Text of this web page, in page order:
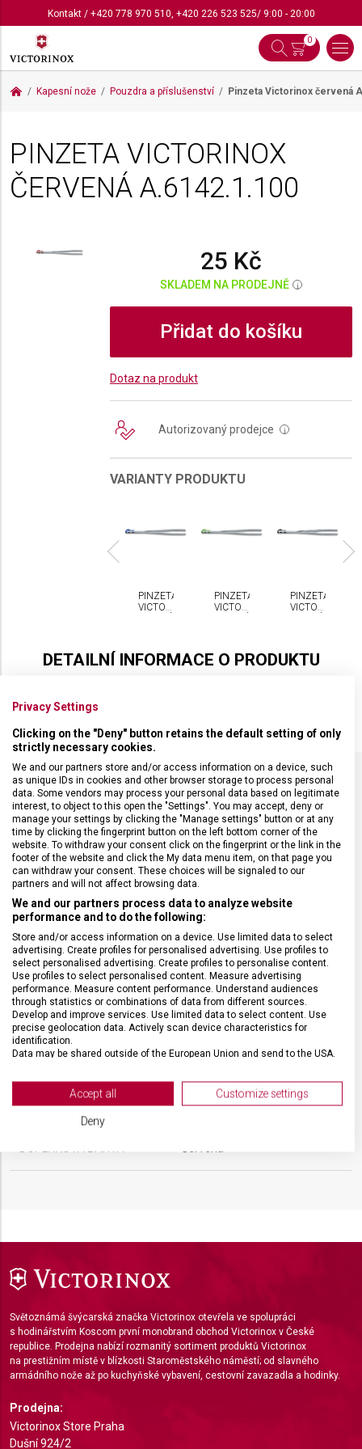
Kontakt/ +420 778 970 510, +420 226 523 525/ 9:00 - 20:00
0
Kapesní nože Pouzdra a příslušenství Pinzeta Victorinox červená
PINZETA VICTORINOX
ČERVENÁ A.6142.1.100
25 Kč
SKLADEM NA PRODEJNĚ i
Přidat do košíku
Dotaz na produkt
Autorizovaný prodejce i
VARIANTY PRODUKTU
PINZETA
VICTORINOX
PINZETA
VICTORINOX
PINZETA
VICTORINOX
DETAILNÍ INFORMACE O PRODUKTU
SPECIFIKACE PRODUKTU
DRUH ZBOŽÍ Kapesní nože
ZÁRUKA 24 měsíců
HMOTNOST 0,8 g
VELIKOST 4,6 x 0,3 cm
MATERIÁL Ocel
BARVA Stříbrná
Světoznámá švýcarská značka Victorinox otevřela ve spolupráci
s hodinářstvím Koscom první monobrand obchod Victorinox v České
republice. Prodejna nabízí rozmanitý sortiment produktů Victorinox
na prestižním místě v blízkosti Staroměstského náměstí; od slavného
armádního nože až po kuchyňské vybavení, cestovní zavazadla a hodinky.
Prodejna:
Victorinox Store Praha
Dušní 924/2
Privacy Settings
Clicking on the "Deny" button retains the default setting of only
strictly necessary cookies.
We and our partners store and/or access information on a device, such
as unique IDs in cookies and other browser storage to process personal
data. Some vendors may process your personal data based on legitimate
interest, to object to this open the "Settings". You may accept, deny or
manage your settings by clicking the "Manage settings" button or at any
time by clicking the fingerprint button on the left bottom corner of the
website. To withdraw your consent click on the fingerprint or the link in the
footer of the website and click the My data menu item, on that page you
can withdraw your consent. These choices will be signaled to our
partners and will not affect browsing data.
We and our partners process data to analyze website
performance and to do the following:
Store and/or access information on a device. Use limited data to select
advertising. Create profiles for personalised advertising. Use profiles to
select personalised advertising. Create profiles to personalise content.
Use profiles to select personalised content. Measure advertising
performance. Measure content performance. Understand audiences
through statistics or combinations of data from different sources.
Develop and improve services. Use limited data to select content. Use
precise geolocation data. Actively scan device characteristics for
identification.
Data may be shared outside of the European Union and send to the USA.
View Partner List (2 IAB Vendors)
We use your data for the following purposes:
advertising
Use profiles to select personalised content
Measure advertising performance
Measure content performance
Understand audiences through statistics or
Accept all Customize settings
Deny